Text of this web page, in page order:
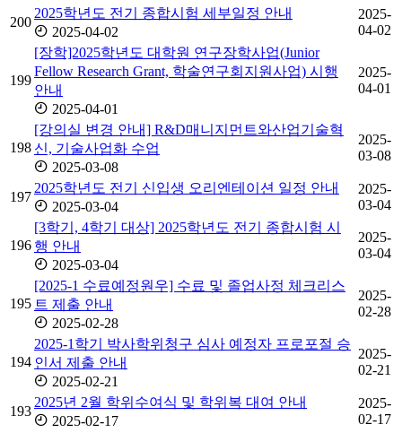
200
2025학년도 전기 종합시험 세부일정 안내
2025-04-02
2025-
04-02
199
[장학]2025학년도 대학원 연구장학사업(Junior
Fellow Research Grant, 학술연구회지원사업) 시행
안내
2025-04-01
2025-
04-01
198
[강의실 변경 안내] R&D매니지먼트와산업기술혁
신, 기술사업화 수업
2025-03-08
2025-
03-08
197
2025학년도 전기 신입생 오리엔테이션 일정 안내
2025-03-04
2025-
03-04
196
[3학기, 4학기 대상] 2025학년도 전기 종합시험 시
행 안내
2025-03-04
2025-
03-04
195
[2025-1 수료예정원우] 수료 및 졸업사정 체크리스
트 제출 안내
2025-02-28
2025-
02-28
194
2025-1학기 박사학위청구 심사 예정자 프로포절 승
인서 제출 안내
2025-02-21
2025-
02-21
193
2025년 2월 학위수여식 및 학위복 대여 안내
2025-02-17
2025-
02-17